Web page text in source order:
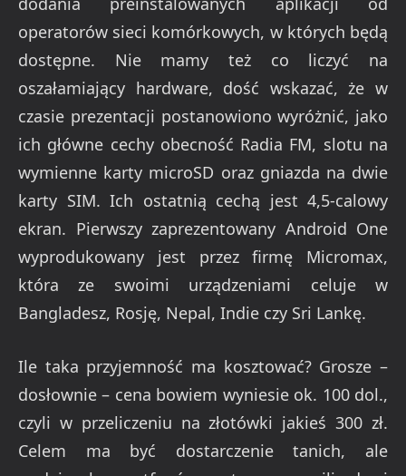
operatorów sieci komórkowych, w których będą
dostępne. Nie mamy też co liczyć na
oszałamiający hardware, dość wskazać, że w
czasie prezentacji postanowiono wyróżnić, jako
ich główne cechy obecność Radia FM, slotu na
wymienne karty microSD oraz gniazda na dwie
karty SIM. Ich ostatnią cechą jest 4,5-calowy
ekran. Pierwszy zaprezentowany Android One
wyprodukowany jest przez firmę Micromax,
która ze swoimi urządzeniami celuje w
Bangladesz, Rosję, Nepal, Indie czy Sri Lankę.
Ile taka przyjemność ma kosztować? Grosze –
dosłownie – cena bowiem wyniesie ok. 100 dol.,
czyli w przeliczeniu na złotówki jakieś 300 zł.
Celem ma być dostarczenie tanich, ale